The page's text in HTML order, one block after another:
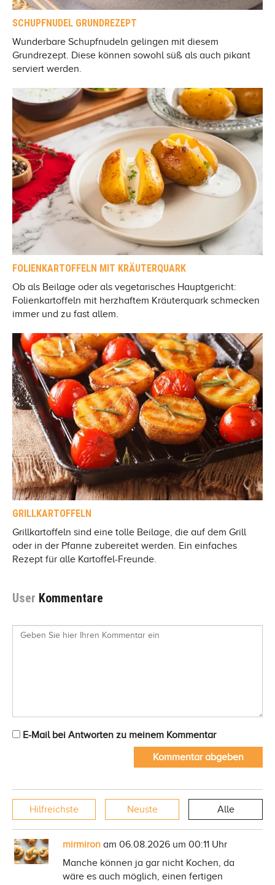
SCHUPFNUDEL GRUNDREZEPT
Wunderbare Schupfnudeln gelingen mit diesem
Grundrezept. Diese können sowohl süß als auch pikant
serviert werden.
FOLIENKARTOFFELN MIT KRÄUTERQUARK
Ob als Beilage oder als vegetarisches Hauptgericht:
Folienkartoffeln mit herzhaftem Kräuterquark schmecken
immer und zu fast allem.
GRILLKARTOFFELN
Grillkartoffeln sind eine tolle Beilage, die auf dem Grill
oder in der Pfanne zubereitet werden. Ein einfaches
Rezept für alle Kartoffel-Freunde.
User Kommentare
E-Mail bei Antworten zu meinem Kommentar
Kommentar abgeben
Hilfreichste Neuste Alle
mirmiron am 06.08.2026 um 00:11 Uhr
Manche können ja gar nicht Kochen, da
wäre es auch möglich, einen fertigen